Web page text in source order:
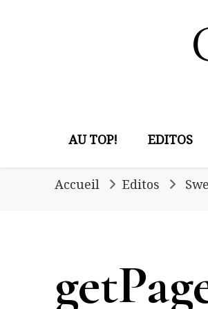
AU TOP! EDITOS
Accueil Editos